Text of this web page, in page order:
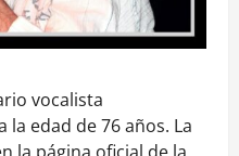
vocalista
la edad de 76 años. La
la página oficial de la